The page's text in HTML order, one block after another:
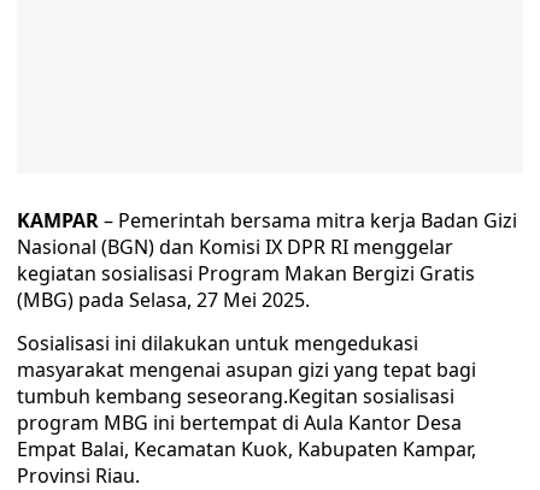
KAMPAR– Pemerintah bersama mitra kerja Badan Gizi
Nasional (BGN) dan Komisi IX DPR RI menggelar
kegiatan sosialisasi Program Makan Bergizi Gratis
(MBG) pada Selasa, 27 Mei 2025.
Sosialisasi ini dilakukan untuk mengedukasi
masyarakat mengenai asupan gizi yang tepat bagi
tumbuh kembang seseorang.Kegitan sosialisasi
program MBG ini bertempat di Aula Kantor Desa
Empat Balai, Kecamatan Kuok, Kabupaten Kampar,
Provinsi Riau.